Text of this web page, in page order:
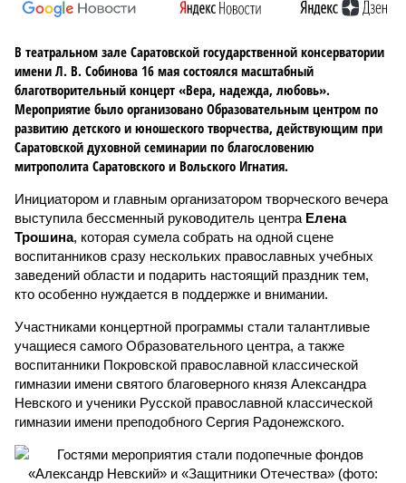
В театральном зале Саратовской государственной консерватории
имени Л. В. Собинова 16 мая состоялся масштабный
благотворительный концерт «Вера, надежда, любовь».
Мероприятие было организовано Образовательным центром по
развитию детского и юношеского творчества, действующим при
Саратовской духовной семинарии по благословению
митрополита Саратовского и Вольского Игнатия.
Инициатором и главным организатором творческого вечера
выступила бессменный руководитель центра Елена
Трошина, которая сумела собрать на одной сцене
воспитанников сразу нескольких православных учебных
заведений области и подарить настоящий праздник тем,
кто особенно нуждается в поддержке и внимании.
Участниками концертной программы стали талантливые
учащиеся самого Образовательного центра, а также
воспитанники Покровской православной классической
гимназии имени святого благоверного князя Александра
Невского и ученики Русской православной классической
гимназии имени преподобного Сергия Радонежского.